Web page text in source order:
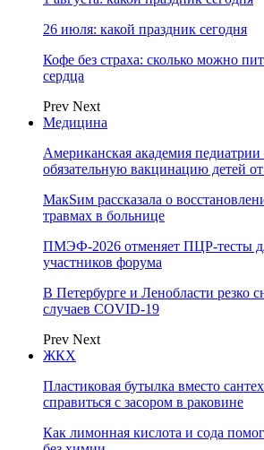
26 июля: какой праздник сегодня
Кофе без страха: сколько можно
сердца
Prev Next
Медицина
Американская академия педиатрии
обязательную вакцинацию детей
МакSим рассказала о
травмах в больнице
ПМЭФ-2026 отменяет ПЦР-тесты
участников форума
В Петербурге и Ленобласти резко
случаев COVID-19
Prev Next
ЖКХ
Пластиковая бутылка вместо
справиться с засором в раковине
Как лимонная кислота и сода